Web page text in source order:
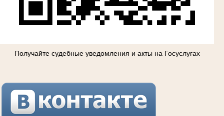
Получайте судебные уведомления и акты на Госуслугах